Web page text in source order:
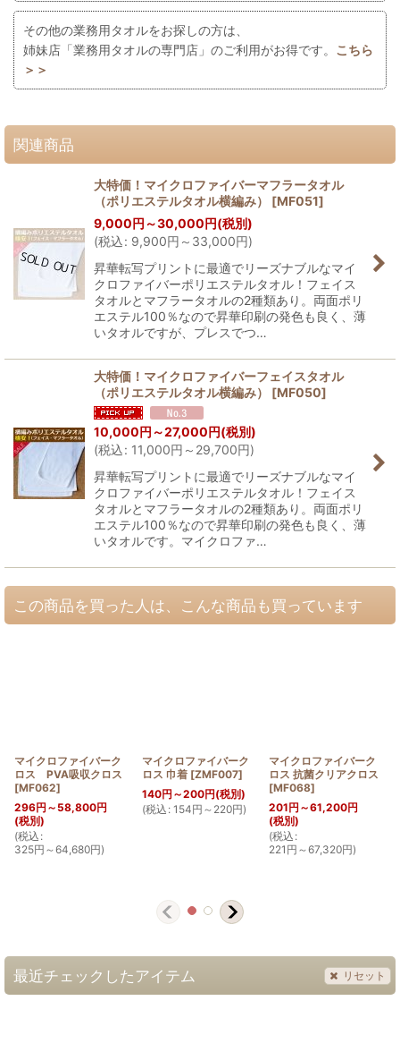
その他の業務用タオルをお探しの方は、
姉妹店「業務用タオルの専門店」のご利用がお得です。 こちら
＞＞
関連商品
大特価！マイクロファイバーマフラータオル
（ポリエステルタオル横編み）
[MF051]
9,000円 ～30,000円(税別)
(税込: 9,900円 ～33,000円)
昇華転写プリントに最適でリーズナブルなマイ
クロファイバーポリエステルタオル！フェイス
タオルとマフラータオルの2種類あり。両面ポリ
エステル100％なので昇華印刷の発色も良く、薄
いタオルですが、プレスでつ…
大特価！マイクロファイバーフェイスタオル
（ポリエステルタオル横編み）
[MF050]
10,000円 ～27,000円(税別)
(税込: 11,000円 ～29,700円)
昇華転写プリントに最適でリーズナブルなマイ
クロファイバーポリエステルタオル！フェイス
タオルとマフラータオルの2種類あり。両面ポリ
エステル100％なので昇華印刷の発色も良く、薄
いタオルです。マイクロファ…
この商品を買った人は、こんな商品も買っています
マイクロファイバーク
ロス PVA吸収クロス
[MF062]
296円 ～58,800円
(税別)
(税込 :
325円 ～64,680円)
マイクロファイバーク
ロス 巾着 [ZMF007]
140円 ～200円(税別)
(税込 : 154円 ～220円)
マイクロファイバーク
ロス 抗菌クリアクロス
[MF068]
201円 ～61,200円
(税別)
(税込 :
221 円 ～67,320円)
最近チェックしたアイテム リセット